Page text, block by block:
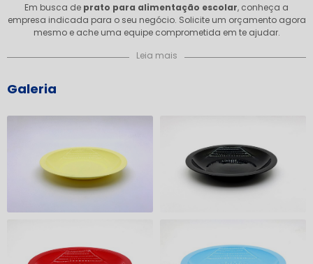
Em busca de prato para alimentação escolar, conheça a
empresa indicada para o seu negócio. Solicite um orçamento agora
mesmo e ache uma equipe comprometida em te ajudar.
Leia mais
Galeria